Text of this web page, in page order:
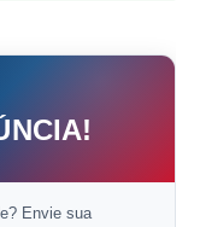
Envie sua